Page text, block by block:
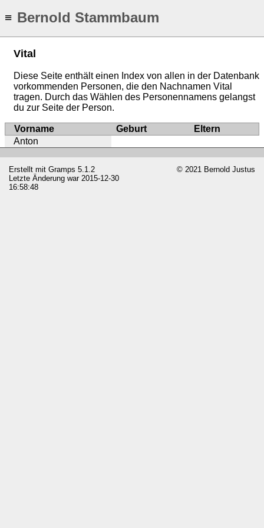
≡ Bernold Stammbaum
Vital
Diese Seite enthält einen Index von allen in der Datenbank
vorkommenden Personen, die den Nachnamen Vital
tragen. Durch das Wählen des Personennamens gelangst
du zur Seite der Person.
Vorname Geburt
Eltern
Anton
Erstellt mit Gramps 5.1.2
Letzte Änderung war 2015-12-30
16:58:48
© 2021 Bernold Justus